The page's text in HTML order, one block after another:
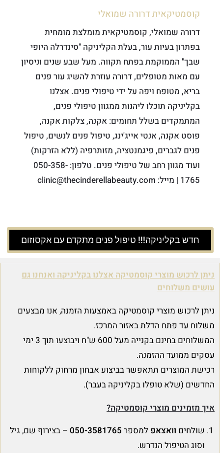
קוסמטיקאית דרורה שמואלי
דרורה שמואלי, קוסמטיקאית מומלצת מומחית
בפתרון בעיות עור, בעלת הקליניקה "סינדרלה היופי
שבך" הממוקמת בפתח תקווה. מעל שבע שנים וניסיון
עם מאות מטופלים, דרורה עוזרת להשיג עור פנים
בריא, מטופח ויפה על ידי טיפולי פנים. אצלנו
בקליניקה תוכלו ליהנות ממגוון טיפולי פנים,
המתמקדים בשלל תחומים: אקנה, צלקות אקנה,
פוסט אקנה, אנטי אייג'ינג, טיפול פנים לנשים, טיפול
פנים לגברים, פיגמנטציה, מזותרפיה (ללא הזרקות)
ועוד מגוון רחב של טיפולי פנים. טלפון: 050-358-
1765 | מייל: clinic@thecinderellabeauty.com
חדש בקליניקה!!! טיפול פנים מתקדם עם אקסוזום
ניתן לרכוש מוצרי קוסמטיקה אצלנו בקליניקה ואנחנו גם
עושים משלוחים
ניתן לרכוש מוצרי קוסמטיקה באמצעות הזמנה, אנו מבצעים
משלוח עד פתח הדלת באזור המרכז.
המשלוחים בחינם בקנייה מעל 600 ש"ח ויבוצעו תוך 3 ימי
עסקים ממועד ההזמנה.
רכישת המוצרים תתאפשר בביצוע אבחון מרחוק ללקוחות
החדשים (שלא טופלו בקליניקה בעבר).
איך מזמינים מוצרי קוסמטיקה?
שולחים וואצאפ למספר 050-3581765 – בצירוף שם, גיל
וסוג הטיפול הנדרש.